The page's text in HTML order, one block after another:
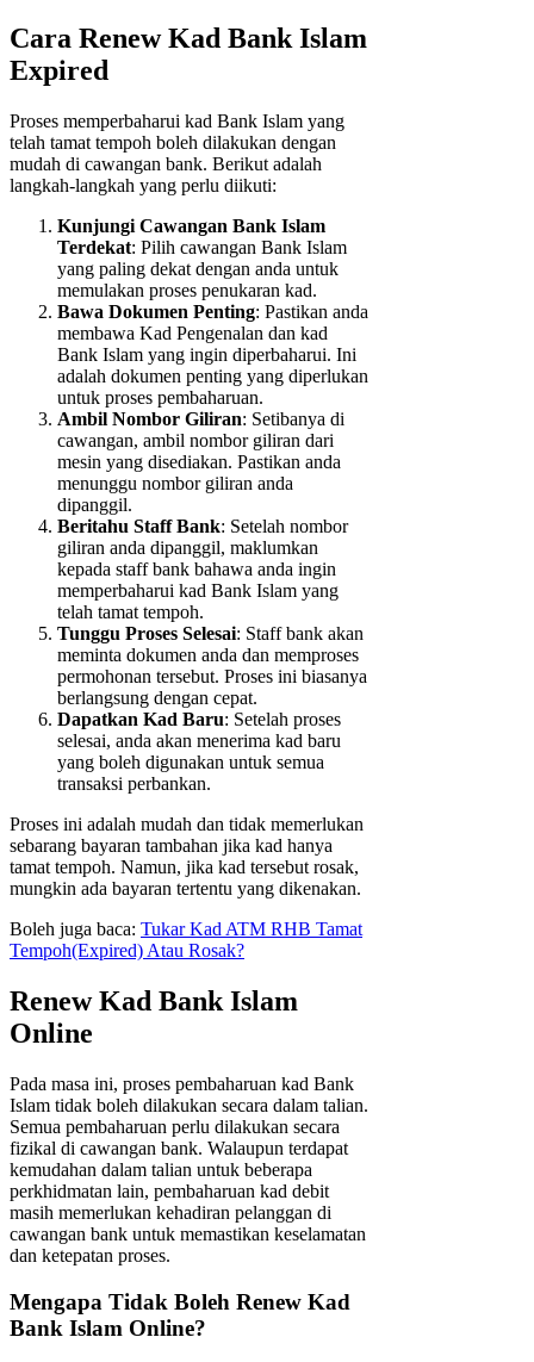
Cara Renew Kad Bank Islam
Expired
Proses memperbaharui kad Bank Islam yang
telah tamat tempoh boleh dilakukan dengan
mudah di cawangan bank. Berikut adalah
langkah-langkah yang perlu diikuti:
Kunjungi Cawangan Bank Islam
Terdekat: Pilih cawangan Bank Islam
yang paling dekat dengan anda untuk
memulakan proses penukaran kad.
Bawa Dokumen Penting: Pastikan anda
membawa Kad Pengenalan dan kad
Bank Islam yang ingin diperbaharui. Ini
adalah dokumen penting yang diperlukan
untuk proses pembaharuan.
Ambil Nombor Giliran: Setibanya di
cawangan, ambil nombor giliran dari
mesin yang disediakan. Pastikan anda
menunggu nombor giliran anda
dipanggil.
Beritahu Staff Bank: Setelah nombor
giliran anda dipanggil, maklumkan
kepada staff bank bahawa anda ingin
memperbaharui kad Bank Islam yang
telah tamat tempoh.
Tunggu Proses Selesai: Staff bank akan
meminta dokumen anda dan memproses
permohonan tersebut. Proses ini biasanya
berlangsung dengan cepat.
Dapatkan Kad Baru: Setelah proses
selesai, anda akan menerima kad baru
yang boleh digunakan untuk semua
transaksi perbankan.
Proses ini adalah mudah dan tidak memerlukan
sebarang bayaran tambahan jika kad hanya
tamat tempoh. Namun, jika kad tersebut rosak,
mungkin ada bayaran tertentu yang dikenakan.
Boleh juga baca: Tukar Kad ATM RHB Tamat
Tempoh(Expired) Atau Rosak?
Renew Kad Bank Islam
Online
Pada masa ini, proses pembaharuan kad Bank
Islam tidak boleh dilakukan secara dalam talian.
Semua pembaharuan perlu dilakukan secara
fizikal di cawangan bank. Walaupun terdapat
kemudahan dalam talian untuk beberapa
perkhidmatan lain, pembaharuan kad debit
masih memerlukan kehadiran pelanggan di
cawangan bank untuk memastikan keselamatan
dan ketepatan proses.
Mengapa Tidak Boleh Renew Kad
Bank Islam Online?